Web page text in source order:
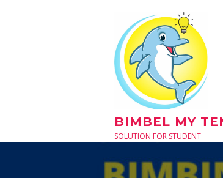
BIMBEL MY
SOLUTION FOR STUDENT